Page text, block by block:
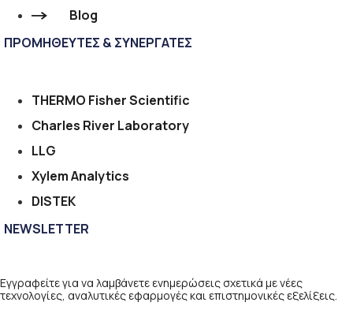
Blog
ΠΡΟΜΗΘΕΥΤΕΣ & ΣΥΝΕΡΓΑΤΕΣ
THERMO Fisher Scientific
Charles River Laboratory
LLG
Xylem Analytics
DISTEK
NEWSLETTER
Εγγραφείτε για να λαμβάνετε ενημερώσεις σχετικά με νέες
τεχνολογίες, αναλυτικές εφαρμογές και επιστημονικές εξελίξεις.